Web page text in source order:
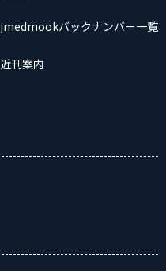
jmedmookバックナンバー一覧
近刊案内